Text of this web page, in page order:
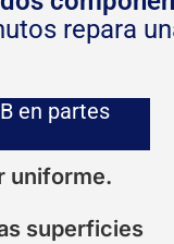
repara
en partes
uniforme.
superficies